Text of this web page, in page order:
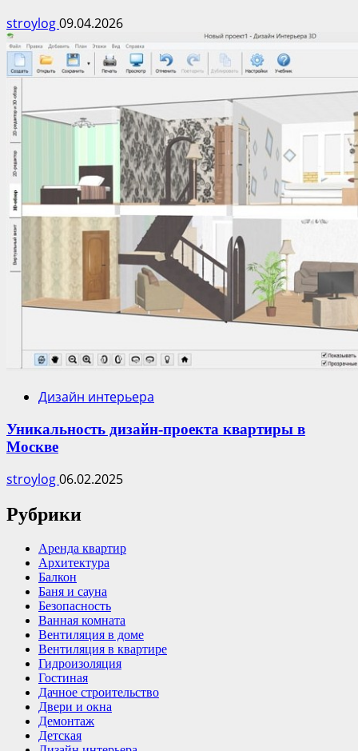
stroylog09.04.2026
Дизайн интерьера
Уникальность дизайн-проекта квартиры в
Москве
stroylog06.02.2025
Рубрики
Аренда квартир
Архитектура
Балкон
Баня и сауна
Безопасность
Ванная комната
Вентиляция в доме
Вентиляция в квартире
Гидроизоляция
Гостиная
Дачное строительство
Двери и окна
Демонтаж
Детская